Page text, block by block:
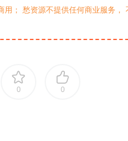
； 愁资源不提供任何商业服务，
0 0